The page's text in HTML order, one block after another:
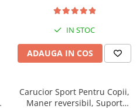
IN STOC
ADAUGA IN COS
Carucior Sport Pentru Copii,
Maner reversibil, Suport